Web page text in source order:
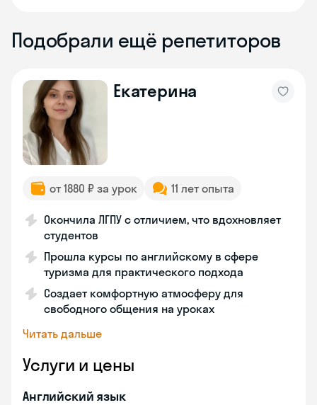
Подобрали ещё репетиторов
Екатерина
от 1880 ₽ за урок 11 лет опыта
Окончила ЛГПУ с отличием, что вдохновляет
студентов
Прошла курсы по английскому в сфере
туризма для практического подхода
Создает комфортную атмосферу для
свободного общения на уроках
Читать дальше
Услуги и цены
Английский язык